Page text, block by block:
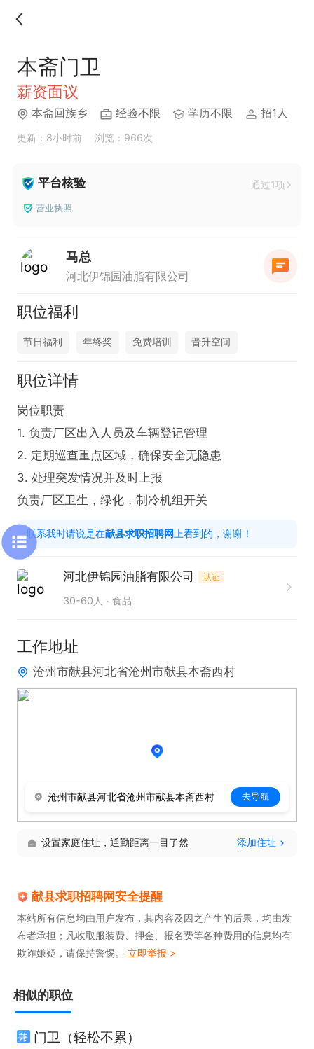
本斋门卫
薪资面议
本斋回族乡 经验不限 学历不限 招1人
更新：8小时前 浏览：966次
平台核验 通过1项
营业执照
马总
河北伊锦园油脂有限公司
职位福利
节日福利 年终奖 免费培训 晋升空间
职位详情
岗位职责
1. 负责厂区出入人员及车辆登记管理
2. 定期巡查重点区域，确保安全无隐患
3. 处理突发情况并及时上报
负责厂区卫生，绿化，制冷机组开关
联系我时请说是在献县求职招聘网 上看到的，谢谢！
河北伊锦园油脂有限公司 认证
30-60人 食品
工作地址
沧州市献县河北省沧州市献县本斋西村
沧州市献县河北省沧州市献县本斋西村 去导航
设置家庭住址，通勤距离一目了然 添加住址
献县求职招聘网安全提醒
本站所有信息均由用户发布，其内容及因之产生的后果，均由发
布者承担；凡收取服装费、押金、报名费等各种费用的信息均有
欺诈嫌疑，请保持警惕。 立即举报 >
相似的职位
兼 门卫（轻松不累）